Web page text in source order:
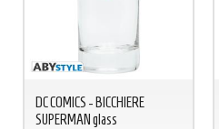
DC COMICS - BICCHIERE
SUPERMAN glass